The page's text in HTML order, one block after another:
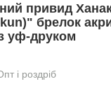
привид
брелок
уф-друком
і роздріб